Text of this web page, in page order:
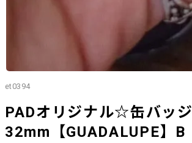
et0394
PADオリジナル☆缶バッジ
32mm【GUADALUPE】B